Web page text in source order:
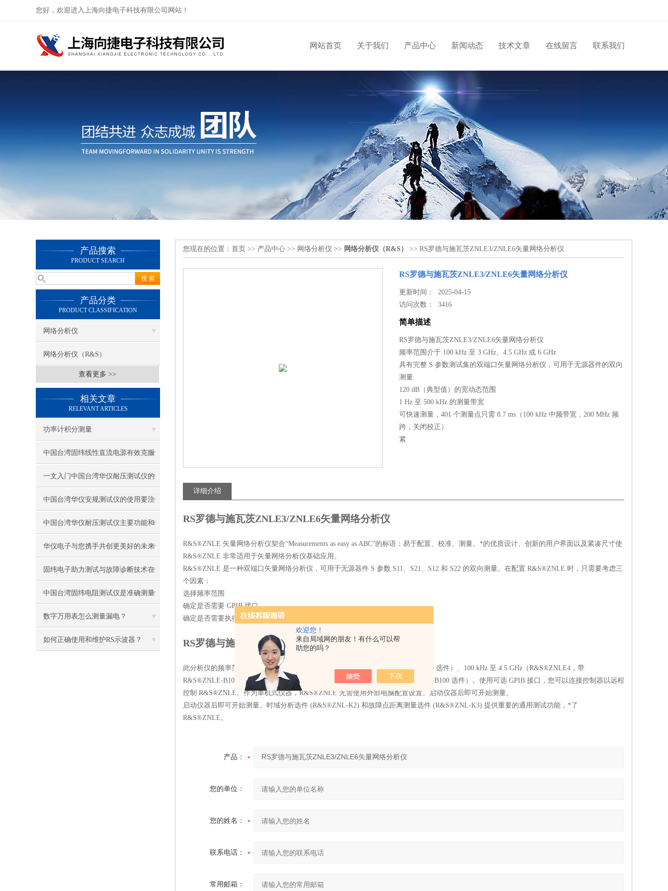
欢迎您！
来自局域网的朋友！有什么可以帮
助您的吗？
您好，欢迎进入上海向捷电子科技有限公司网站！
网站首页 关于我们 产品中心 新闻动态 技术文章 在线留言 联系我们
产品搜索
PRODUCT SEARCH
产品分类
PRODUCT CLASSIFICATION
网络分析仪
网络分析仪（R&S）
查看更多 >>
相关文章
RELEVANT ARTICLES
功率计积分测量
中国台湾固纬线性直流电源有效克服
了传统电源的缺点
一文入门中国台湾华仪耐压测试仪的
正确操作
中国台湾华仪安规测试仪的使用要注
意些什么？
中国台湾华仪耐压测试仪主要功能和
操作方法
华仪电子与您携手共创更美好的未来
生活
固纬电子助力测试与故障诊断技术在
民用领域的推广应用和发展
中国台湾固纬电阻测试仪是准确测量
电阻值的关键工具
数字万用表怎么测量漏电？
如何正确使用和维护RS示波器？
您现在的位置： 首页 >> 产品中心 >> 网络分析仪 >> 网络分析仪（R&S） >> RS罗德与施瓦茨ZNLE3/ZNLE6矢量网络分析仪
RS罗德与施瓦茨ZNLE3/ZNLE6矢量网络分析仪
更新时间： 2025-04-15
访问次数：3416
简单描述
RS罗德与施瓦茨ZNLE3/ZNLE6矢量网络分析仪
频率范围介于 100 kHz 至 3 GHz、4.5 GHz 或 6 GHz
具有完整 S 参数测试集的双端口矢量网络分析仪，可用于无源器件的双向
测量
120 dB（典型值）的宽动态范围
1 Hz 至 500 kHz 的测量带宽
可快速测量，401 个测量点只需 8.7 ms（100 kHz 中频带宽，200 MHz 频
跨，关闭校正）
紧
详细介绍
RS罗德与施瓦茨ZNLE3/ZNLE6矢量网络分析仪
R&S®ZNLE 矢量网络分析仪契合“Measurements as easy as ABC”的标语：易于配置、校准、测量。*的优质设计、创新的用户界面以及紧凑尺寸使
R&S®ZNLE 非常适用于矢量网络分析仪基础应用。
R&S®ZNLE 是一种双端口矢量网络分析仪，可用于无源器件 S 参数 S11、S21、S12 和 S22 的双向测量。在配置 R&S®ZNLE 时，只需要考虑三
个因素：
选择频率范围
确定是否需要 GPIB 接口
确定是否需要执行时域分析或故障点距离测量
RS罗德与施瓦茨ZNLE3/ZNLE6矢量网络分析仪
此分析仪的频率范围介于 100 kHz 至 3 GHz（R&S®ZNLE3，带 R&S®ZNLE-B100 选件）、100 kHz 至 4.5 GHz（R&S®ZNLE4，带
R&S®ZNLE-B100 选件），或 100 kHz 至 6 GHz（R&S®ZNLE6，带 R&S®ZNLE-B100 选件）。使用可选 GPIB 接口，您可以连接控制器以远程
控制 R&S®ZNLE。作为单机式仪器，R&S®ZNLE 无需使用外部电脑配置设置。启动仪器后即可开始测量。
启动仪器后即可开始测量。时域分析选件 (R&S®ZNL-K2) 和故障点距离测量选件 (R&S®ZNL-K3) 提供重要的通用测试功能，*了
R&S®ZNLE。
产品：
您的单位：
您的姓名：
联系电话：
常用邮箱：